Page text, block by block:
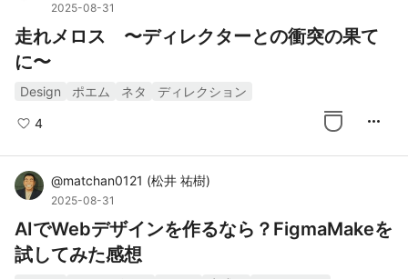
2025-08-31
走れメロス 〜ディレクターとの衝突の果て
に〜
Design ポエム ネタ ディレクション
4 more_horiz
@matchan0121 (松井 祐樹)
2025-08-31
AIでWebデザインを作るなら？FigmaMakeを
試してみた感想